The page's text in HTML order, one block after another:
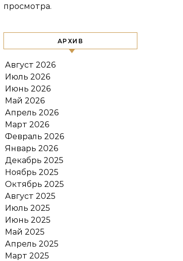
просмотра.
АРХИВ
Август 2026
Июль 2026
Июнь 2026
Май 2026
Апрель 2026
Март 2026
Февраль 2026
Январь 2026
Декабрь 2025
Ноябрь 2025
Октябрь 2025
Август 2025
Июль 2025
Июнь 2025
Май 2025
Апрель 2025
Март 2025